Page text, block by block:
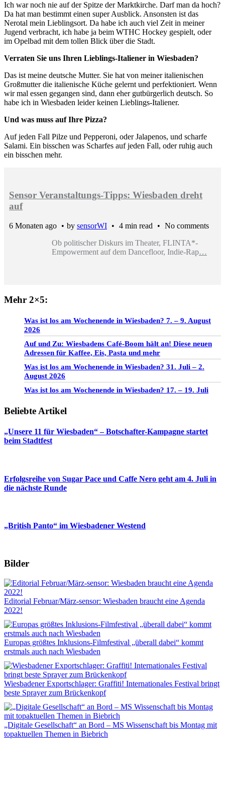
Ich war noch nie auf der Spitze der Marktkirche. Darf man da hoch?
Da hat man bestimmt einen super Ausblick. Ansonsten ist das
Nerotal mein Lieblingsort. Da habe ich auch viel Zeit in meiner
Jugend verbracht, ich habe ja beim WTHC Hockey gespielt, oder
im Opelbad mit dem tollen Blick über die Stadt.
Verraten Sie uns Ihren Lieblings-Italiener in Wiesbaden?
Das ist meine deutsche Mutter. Sie hat von meiner italienischen
Großmutter die italienische Küche gelernt und perfektioniert. Wenn
wir mal essen gegangen sind, dann eher gutbürgerlich deutsch. So
habe ich in Wiesbaden leider keinen Lieblings-Italiener.
Und was muss auf Ihre Pizza?
Auf jeden Fall Pilze und Pepperoni, oder Jalapenos, und scharfe
Salami. Ein bisschen was Scharfes auf jeden Fall, oder ruhig auch
ein bisschen mehr.
Sensor Veranstaltungs-Tipps: Wiesbaden dreht
auf
6 Monaten ago by sensorWI 4 min read
No comments
Ob politischer Diskurs im Theater, FLINTA*-
Empowerment auf dem Dancefloor, Indie-Rap…
Mehr 2×5:
Was ist los am Wochenende in Wiesbaden? 7. – 9. August
2026
Auf und Zu: Wiesbadens Café-Boom hält an! Diese neuen
Adressen für Kaffee, Eis, Pasta und mehr
Was ist los am Wochenende in Wiesbaden? 31. Juli – 2.
August 2026
Was ist los am Wochenende in Wiesbaden? 17. – 19. Juli
Beliebte Artikel
„Unsere 11 für Wiesbaden“ – Botschafter-Kampagne startet
beim Stadtfest
Erfolgsreihe von Sugar Pace und Caffe Nero geht am 4. Juli in
die nächste Runde
„British Panto“ im Wiesbadener Westend
Bilder
Editorial Februar/März-sensor: Wiesbaden braucht eine Agenda
2022!
Europas größtes Inklusions-Filmfestival „überall dabei“ kommt
erstmals auch nach Wiesbaden
Wiesbadener Exportschlager: Graffiti! Internationales Festival bringt
beste Sprayer zum Brückenkopf
„Digitale Gesellschaft“ an Bord – MS Wissenschaft bis Montag mit
topaktuellen Themen in Biebrich